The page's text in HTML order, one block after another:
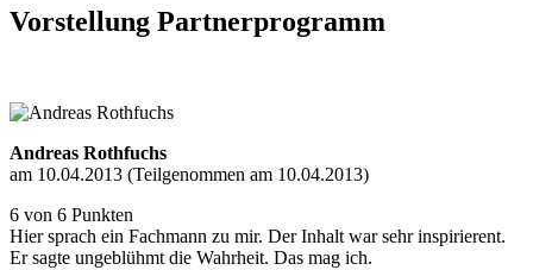
Vorstellung Partnerprogramm
Andreas Rothfuchs
am 10.04.2013 (Teilgenommen am 10.04.2013)
6 von 6 Punkten
Hier sprach ein Fachmann zu mir. Der Inhalt war sehr inspirierent.
Er sagte ungeblühmt die Wahrheit. Das mag ich.